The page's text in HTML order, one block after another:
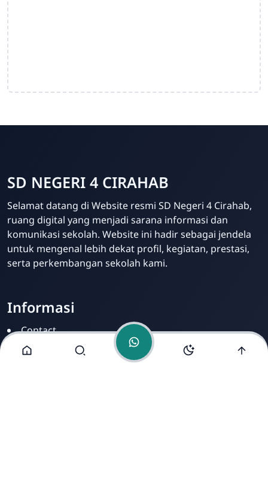
Admin
Online
SD NEGERI 4 CIRAHAB
Selamat datang di Website resmi SD Negeri 4 Cirahab,
ruang digital yang menjadi sarana informasi dan
komunikasi sekolah. Website ini hadir sebagai jendela
untuk mengenal lebih dekat profil, kegiatan, prestasi,
serta perkembangan sekolah kami.
Informasi
Contact
Disclamer